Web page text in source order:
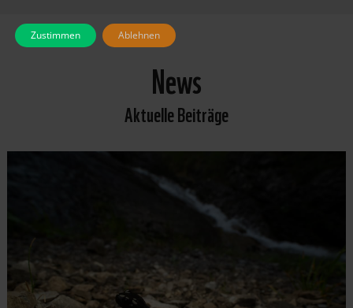
News
Aktuelle Beiträge
Zustimmen Ablehnen